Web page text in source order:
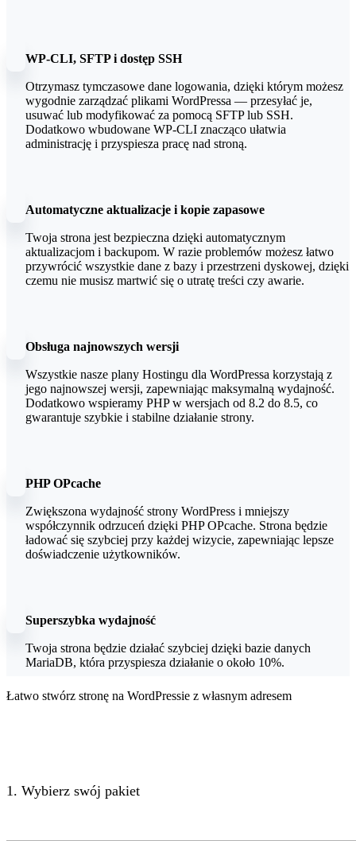
WP-CLI, SFTP i dostęp SSH
Otrzymasz tymczasowe dane logowania, dzięki którym możesz
wygodnie zarządzać plikami WordPressa — przesyłać je,
usuwać lub modyfikować za pomocą SFTP lub SSH.
Dodatkowo wbudowane WP-CLI znacząco ułatwia
administrację i przyspiesza pracę nad stroną.
Automatyczne aktualizacje i kopie zapasowe
Twoja strona jest bezpieczna dzięki automatycznym
aktualizacjom i backupom. W razie problemów możesz łatwo
przywrócić wszystkie dane z bazy i przestrzeni dyskowej, dzięki
czemu nie musisz martwić się o utratę treści czy awarie.
Obsługa najnowszych wersji
Wszystkie nasze plany Hostingu dla WordPressa korzystają z
jego najnowszej wersji, zapewniając maksymalną wydajność.
Dodatkowo wspieramy PHP w wersjach od 8.2 do 8.5, co
gwarantuje szybkie i stabilne działanie strony.
PHP OPcache
Zwiększona wydajność strony WordPress i mniejszy
współczynnik odrzuceń dzięki PHP OPcache. Strona będzie
ładować się szybciej przy każdej wizycie, zapewniając lepsze
doświadczenie użytkowników.
Superszybka wydajność
Twoja strona będzie działać szybciej dzięki bazie danych
MariaDB, która przyspiesza działanie o około 10%.
Łatwo stwórz stronę na WordPressie z własnym adresem
1. Wybierz swój pakiet